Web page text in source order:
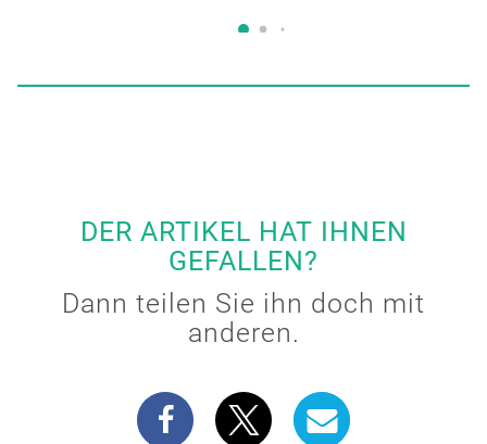
DER ARTIKEL HAT IHNEN
GEFALLEN?
Dann teilen Sie ihn doch mit
anderen.